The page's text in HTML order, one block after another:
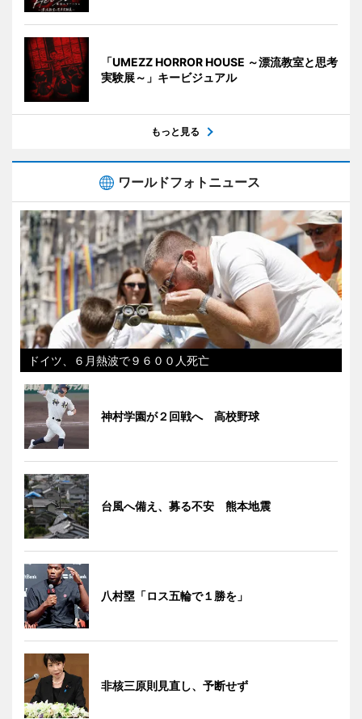
「UMEZZ HORROR HOUSE ～漂流教室と思考
実験展～」キービジュアル
もっと見る
ワールドフォトニュース
ドイツ、６月熱波で９６００人死亡
神村学園が２回戦へ 高校野球
台風へ備え、募る不安 熊本地震
八村塁「ロス五輪で１勝を」
非核三原則見直し、予断せず